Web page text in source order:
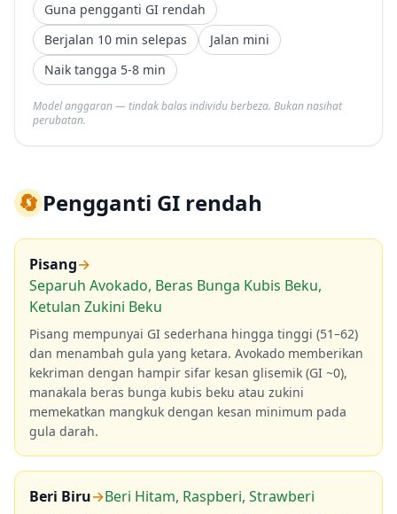
Guna pengganti GI rendah
Berjalan 10 min selepas
Jalan mini
Naik tangga 5-8 min
Model anggaran — tindak balas individu berbeza. Bukan nasihat
perubatan.
🔄Pengganti GI rendah
Pisang→
Separuh Avokado, Beras Bunga Kubis Beku,
Ketulan Zukini Beku
Pisang mempunyai GI sederhana hingga tinggi (51–62)
dan menambah gula yang ketara. Avokado memberikan
kekriman dengan hampir sifar kesan glisemik (GI ~0),
manakala beras bunga kubis beku atau zukini
memekatkan mangkuk dengan kesan minimum pada
gula darah.
Beri Biru→Beri Hitam, Raspberi, Strawberi